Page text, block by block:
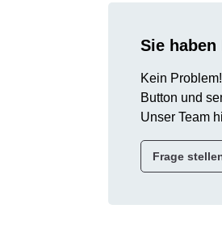
Sie
Kein
Button und
Unser Team
Frage